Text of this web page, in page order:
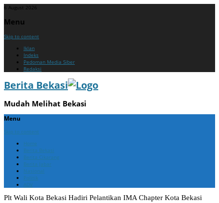
6 August 2026
Menu
Skip to content
Iklan
Indeks
Pedoman Media Siber
Redaksi
Berita Bekasi
Mudah Melihat Bekasi
Menu
Skip to content
Home
Berita Bekasi
Berita Cikarang
Berita Jabar
Nasional
Politik
ADV
Plt Wali Kota Bekasi Hadiri Pelantikan IMA Chapter Kota Bekasi